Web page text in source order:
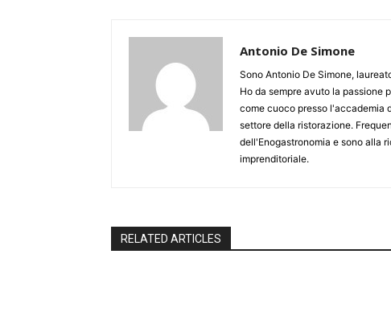
Antonio De Simone
Sono Antonio De Simone,
Ho da sempre avuto la passione
come cuoco presso l'accademia
settore della ristorazione.
dell'Enogastronomia e sono alla
imprenditoriale.
RELATED ARTICLES